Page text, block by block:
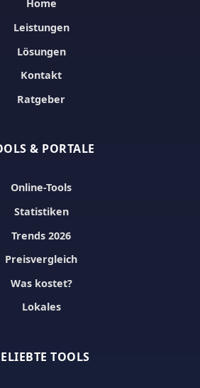
Home
Leistungen
Lösungen
Kontakt
Ratgeber
& PORTALE
Online-Tools
Statistiken
Trends 2026
Preisvergleich
Was kostet?
Lokales
TOOLS